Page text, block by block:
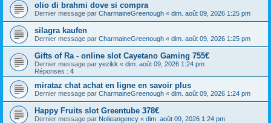
olio di brahmi dove si compra
Dernier message par CharmaineGreenough « dim. août 09, 2026 1:25 pm
silagra kaufen
Dernier message par CharmaineGreenough « dim. août 09, 2026 1:25 pm
Gifts of Ra - online slot Cayetano Gaming 755€
Dernier message par yezikk « dim. août 09, 2026 1:24 pm
Réponses : 4
mirataz chat achat en ligne en savoir plus
Dernier message par CharmaineGreenough « dim. août 09, 2026 1:24 pm
Happy Fruits slot Greentube 378€
Dernier message par Nolieangency « dim. août 09, 2026 1:24 pm